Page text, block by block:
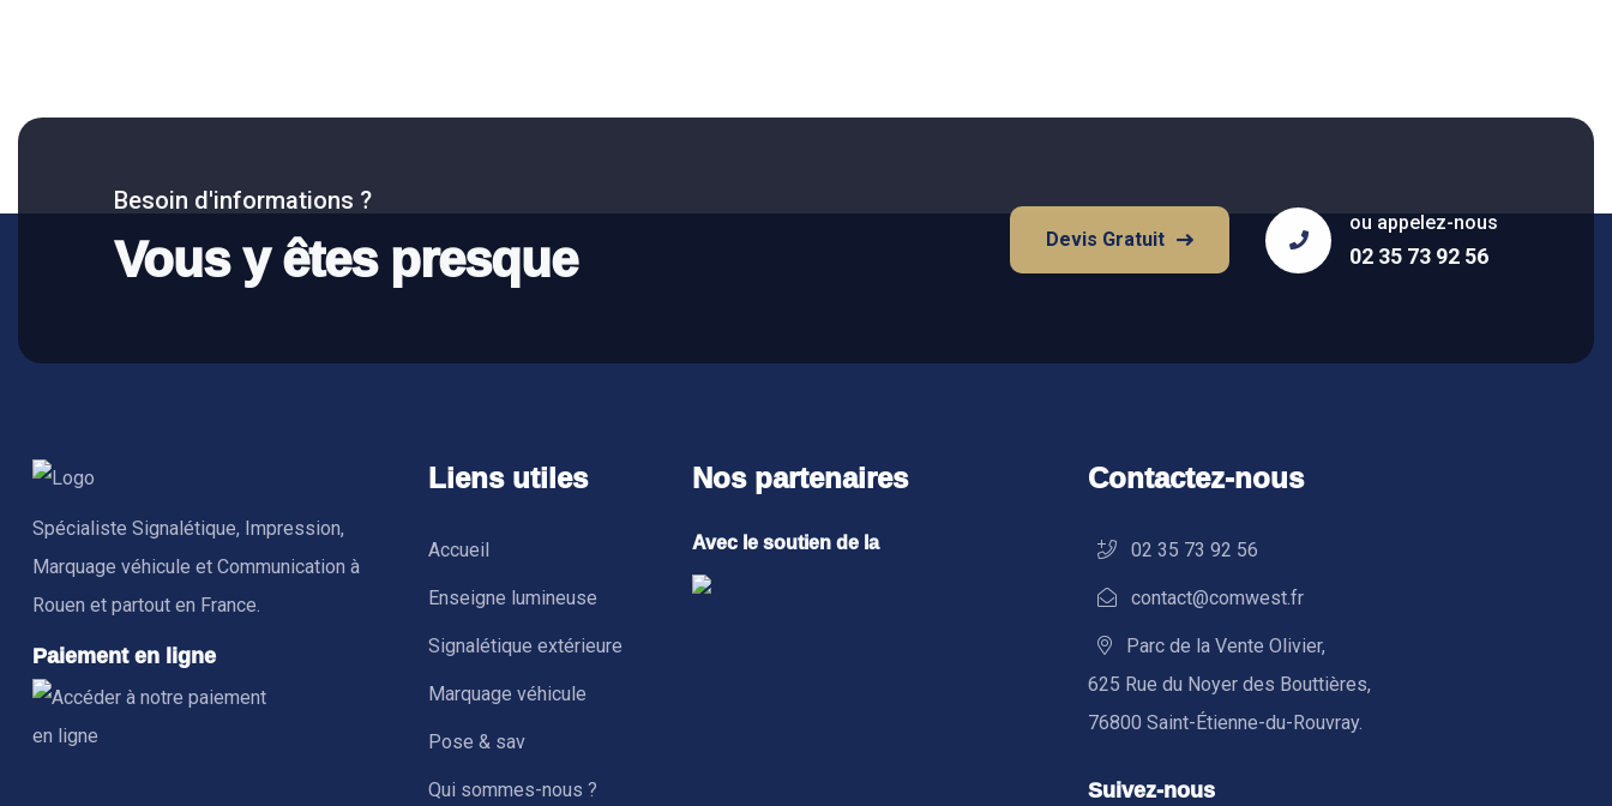
Besoin d'informations ?
Vous y êtes presque Devis Gratuit
ou appelez-nous
02 35 73 92 56
Spécialiste Signalétique, Impression,
Marquage véhicule et Communication à
Rouen et partout en France.
Paiement en ligne
Liens utiles
Accueil
Enseigne lumineuse
Signalétique extérieure
Marquage véhicule
Pose & sav
Qui sommes-nous ?
Nos partenaires
Avec le soutien de la
Contactez-nous
02 35 73 92 56
contact@comwest.fr
Parc de la Vente Olivier,
625 Rue du Noyer des Bouttières,
76800 Saint-Étienne-du-Rouvray.
Suivez-nous